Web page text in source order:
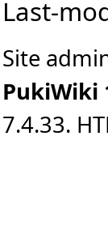
Last-
Site
PukiWiki
7.4.33.